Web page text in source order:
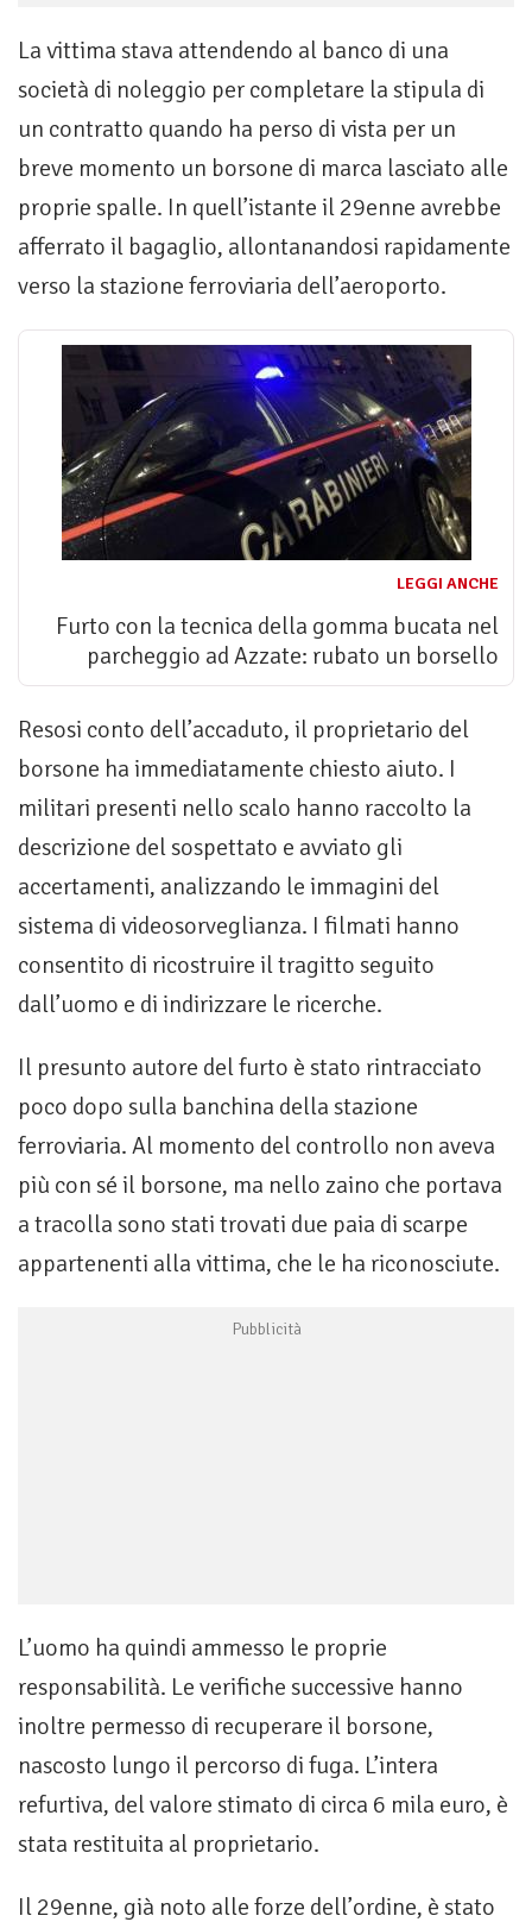
La vittima stava attendendo al banco di una
società di noleggio per completare la stipula di
un contratto quando ha perso di vista per un
breve momento un borsone di marca lasciato alle
proprie spalle. In quell’istante il 29enne avrebbe
afferrato il bagaglio, allontanandosi rapidamente
verso la stazione ferroviaria dell’aeroporto.
LEGGI ANCHE
Furto con la tecnica della gomma bucata nel
parcheggio ad Azzate: rubato un borsello
Resosi conto dell’accaduto, il proprietario del
borsone ha immediatamente chiesto aiuto. I
militari presenti nello scalo hanno raccolto la
descrizione del sospettato e avviato gli
accertamenti, analizzando le immagini del
sistema di videosorveglianza. I filmati hanno
consentito di ricostruire il tragitto seguito
dall’uomo e di indirizzare le ricerche.
Il presunto autore del furto è stato rintracciato
poco dopo sulla banchina della stazione
ferroviaria. Al momento del controllo non aveva
più con sé il borsone, ma nello zaino che portava
a tracolla sono stati trovati due paia di scarpe
appartenenti alla vittima, che le ha riconosciute.
L’uomo ha quindi ammesso le proprie
responsabilità. Le verifiche successive hanno
inoltre permesso di recuperare il borsone,
nascosto lungo il percorso di fuga. L’intera
refurtiva, del valore stimato di circa 6 mila euro, è
stata restituita al proprietario.
Il 29enne, già noto alle forze dell’ordine, è stato